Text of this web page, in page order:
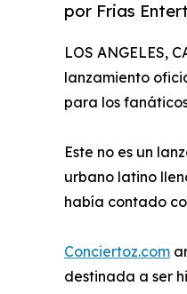
por Frias
LOS ANGELES,
lanzamiento
para los
Este no es un
urbano latino
había contado
Conciertoz.com
destinada a ser